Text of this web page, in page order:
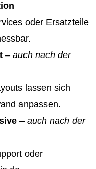
oder Ersatzteile
– auch nach der
lassen sich
anpassen.
– auch nach der
oder